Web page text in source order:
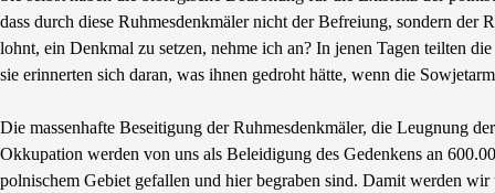
dass durch diese Ruhmesdenkmäler nicht der Befreiung, sondern
lohnt, ein Denkmal zu setzen, nehme ich an? In jenen Tagen teilten
sie erinnerten sich daran, was ihnen gedroht hätte, wenn die
Die massenhafte Beseitigung der Ruhmesdenkmäler, die Leugnung
Okkupation werden von uns als Beleidigung des Gedenkens an
polnischem Gebiet gefallen und hier begraben sind. Damit werden wir